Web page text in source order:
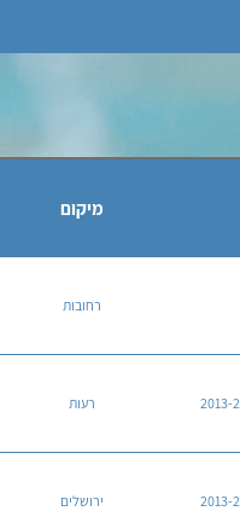
מיקום
רחובות
רעות
ירושלים